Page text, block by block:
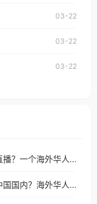
亚、欧洲等国家和地区
国家和地区时，网易
到这个问题
」的问题，无论人在
03-22
03-22
03-22
马来西亚怎么用腾讯视频看欧洲杯直播？一个海外华人的真实困扰与破解
在美国用百合网怎么把定位修改到中国国内？海外华人必备的回国加速指南